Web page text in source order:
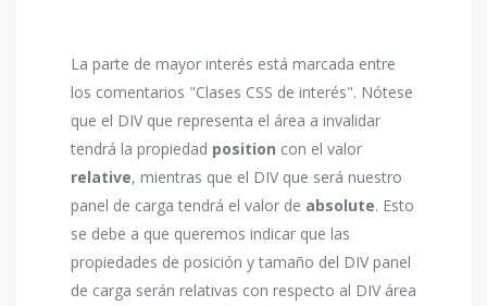
La parte de mayor interés está marcada entre
los comentarios "Clases CSS de interés". Nótese
que el DIV que representa el área a invalidar
tendrá la propiedad position con el valor
relative, mientras que el DIV que será nuestro
panel de carga tendrá el valor de absolute. Esto
se debe a que queremos indicar que las
propiedades de posición y tamaño del DIV panel
de carga serán relativas con respecto al DIV área